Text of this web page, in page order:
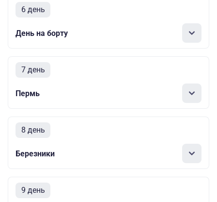
6 день
День на борту
7 день
Пермь
8 день
Березники
9 день